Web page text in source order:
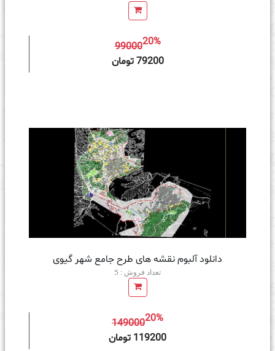
9900020%
79200 تومان
دانلود آلبوم نقشه های طرح جامع شهر گیوی
تعداد فروش : 5
14900020%
119200 تومان